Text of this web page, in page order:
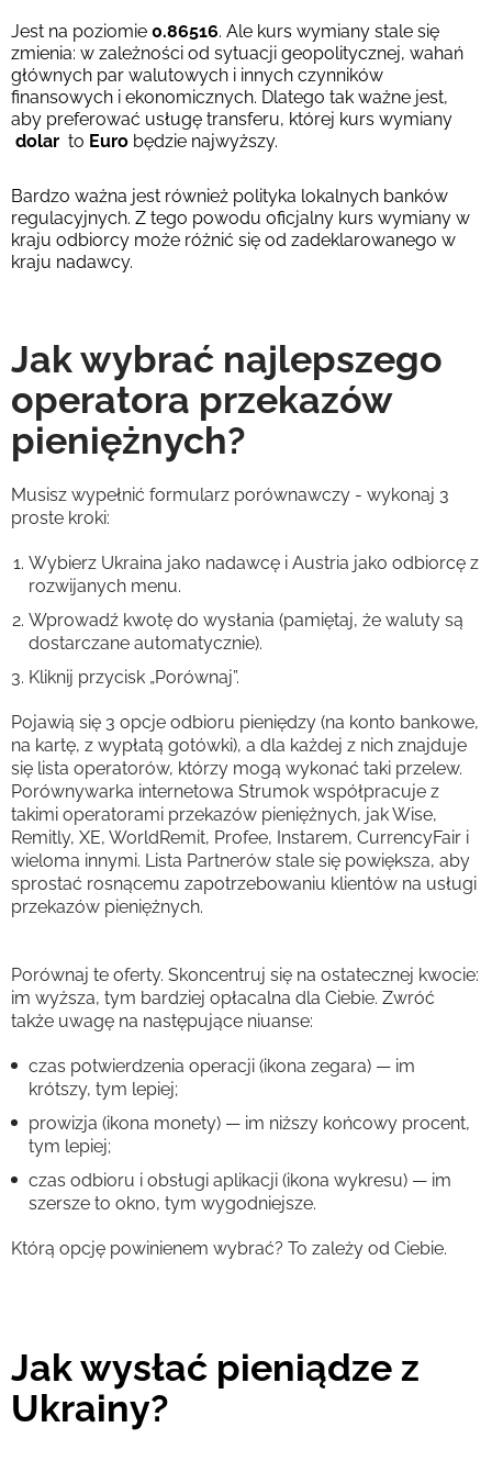
Jest na poziomie 0.86516. Ale kurs wymiany stale się
zmienia: w zależności od sytuacji geopolitycznej, wahań
głównych par walutowych i innych czynników
finansowych i ekonomicznych. Dlatego tak ważne jest,
aby preferować usługę transferu, której kurs wymiany
dolar to Euro będzie najwyższy.
Bardzo ważna jest również polityka lokalnych banków
regulacyjnych. Z tego powodu oficjalny kurs wymiany w
kraju odbiorcy może różnić się od zadeklarowanego w
kraju nadawcy.
Jak wybrać najlepszego
operatora przekazów
pieniężnych?
Musisz wypełnić formularz porównawczy - wykonaj 3
proste kroki:
Wybierz Ukraina jako nadawcę i Austria jako odbiorcę z
rozwijanych menu.
Wprowadź kwotę do wysłania (pamiętaj, że waluty są
dostarczane automatycznie).
Kliknij przycisk „Porównaj”.
Pojawią się 3 opcje odbioru pieniędzy (na konto bankowe,
na kartę, z wypłatą gotówki), a dla każdej z nich znajduje
się lista operatorów, którzy mogą wykonać taki przelew.
Porównywarka internetowa Strumok współpracuje z
takimi operatorami przekazów pieniężnych, jak Wise,
Remitly, XE, WorldRemit, Profee, Instarem, CurrencyFair i
wieloma innymi. Lista Partnerów stale się powiększa, aby
sprostać rosnącemu zapotrzebowaniu klientów na usługi
przekazów pieniężnych.
Porównaj te oferty. Skoncentruj się na ostatecznej kwocie:
im wyższa, tym bardziej opłacalna dla Ciebie. Zwróć
także uwagę na następujące niuanse:
czas potwierdzenia operacji (ikona zegara) — im
krótszy, tym lepiej;
prowizja (ikona monety) — im niższy końcowy procent,
tym lepiej;
czas odbioru i obsługi aplikacji (ikona wykresu) — im
szersze to okno, tym wygodniejsze.
Którą opcję powinienem wybrać? To zależy od Ciebie.
Jak wysłać pieniądze z
Ukrainy?